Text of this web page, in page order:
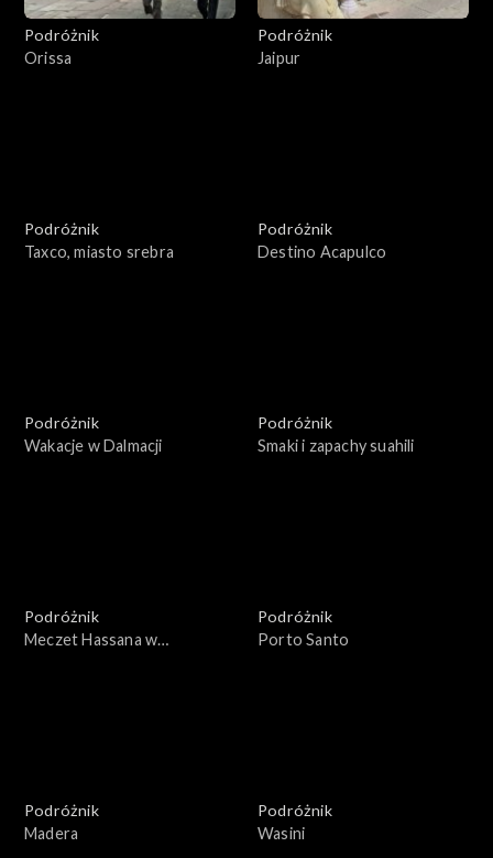
Podróżnik
Orissa
Podróżnik
Jaipur
Podróżnik
Taxco, miasto srebra
Podróżnik
Destino Acapulco
Podróżnik
Wakacje w Dalmacji
Podróżnik
Smaki i zapachy suahili
Podróżnik
Meczet Hassana w
Podróżnik
Porto Santo
Podróżnik
Madera
Podróżnik
Wasini